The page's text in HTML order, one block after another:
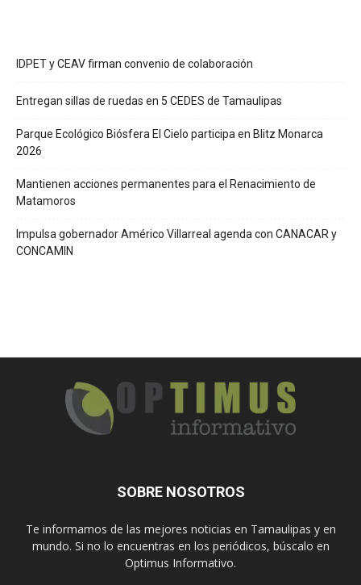
IDPET y CEAV firman convenio de colaboración
Entregan sillas de ruedas en 5 CEDES de Tamaulipas
Parque Ecológico Biósfera El Cielo participa en Blitz Monarca
2026
Mantienen acciones permanentes para el Renacimiento de
Matamoros
Impulsa gobernador Américo Villarreal agenda con CANACAR y
CONCAMIN
SOBRE NOSOTROS
Te informamos de las mejores noticias en Tamaulipas y en
mundo. Si no lo encuentras en los periódicos, búscalo en
Optimus Informativo.